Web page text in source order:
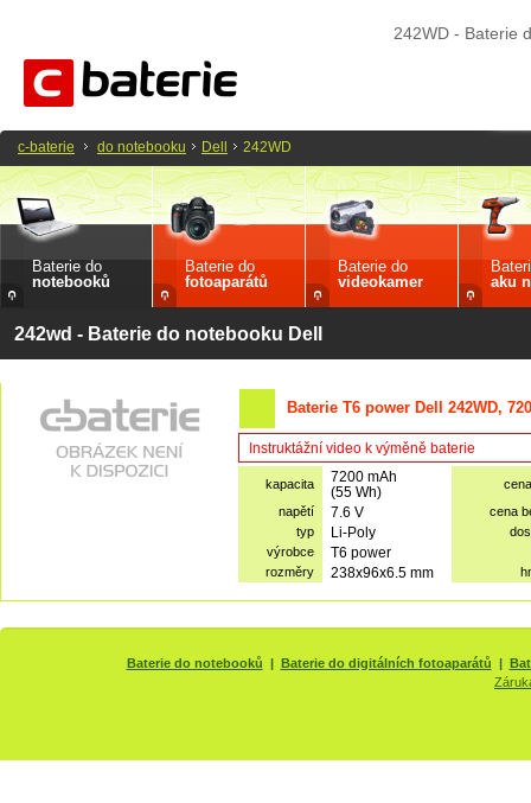
242WD - Baterie
Baterie do
notebooků
Baterie do
fotoaparátů
Baterie do
videokamer
aku
242wd - Baterie do notebooku Dell
Baterie T6 power Dell 242WD,
Instruktážní video k výměně baterie
kapacita
7200 mAh
(55 Wh)
napětí
7.6 V
cena
typ
Li-Poly
výrobce
T6 power
rozměry 238x96x6.5 mm
c-baterie do notebooku Dell 242WD
Baterie do notebooků | Baterie do digitálních fotoaparátů |